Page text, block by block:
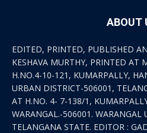
ABOUT
EDITED, PRINTED, PUBLISHED
KESHAVA MURTHY, PRINTED AT
H.NO.4-10-121, KUMARPALLY,
URBAN DISTRICT-506001,
AT H.NO. 4- 7-138/1,
WARANGAL.-506001. WARANGAL
TELANGANA STATE. EDITOR :